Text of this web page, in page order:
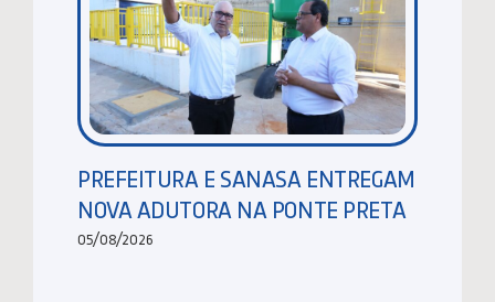
PREFEITURA E SANASA ENTREGAM
NOVA ADUTORA NA PONTE PRETA
05/08/2026